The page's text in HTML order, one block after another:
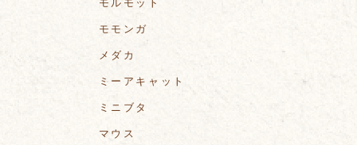
モルモット
モモンガ
メダカ
ミーアキャット
ミニブタ
マウス